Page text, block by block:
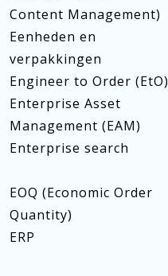
Content Management)
Eenheden en
verpakkingen
Engineer to Order (EtO)
Enterprise Asset
Management (EAM)
Enterprise search
EOQ (Economic Order
Quantity)
ERP